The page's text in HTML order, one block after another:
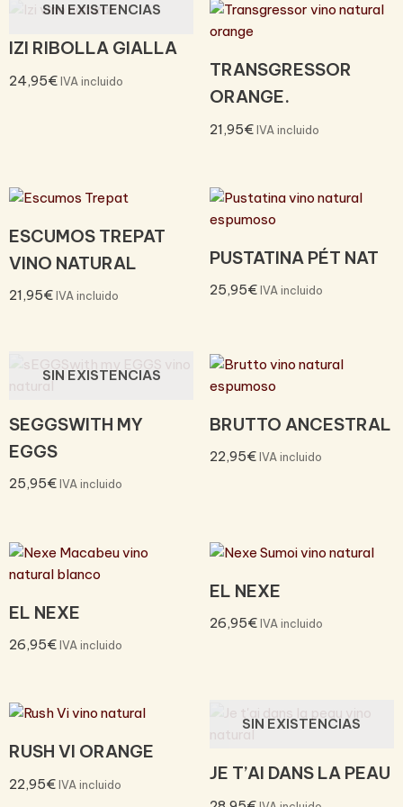
SIN EXISTENCIAS
IZI RIBOLLA GIALLA
24,95€IVA incluido
TRANSGRESSOR
ORANGE.
21,95€ IVA incluido
ESCUMOS TREPAT
VINO NATURAL
21,95€IVA incluido
PUSTATINA PÉT NAT
25,95€ IVA incluido
SIN EXISTENCIAS
SEGGSWITH MY
EGGS
25,95€IVA incluido
BRUTTO ANCESTRAL
22,95€ IVA incluido
EL NEXE
26,95€IVA incluido
EL NEXE
26,95€ IVA incluido
RUSH VI ORANGE
22,95€IVA incluido
SIN EXISTENCIAS
JE T’AI DANS LA PEAU